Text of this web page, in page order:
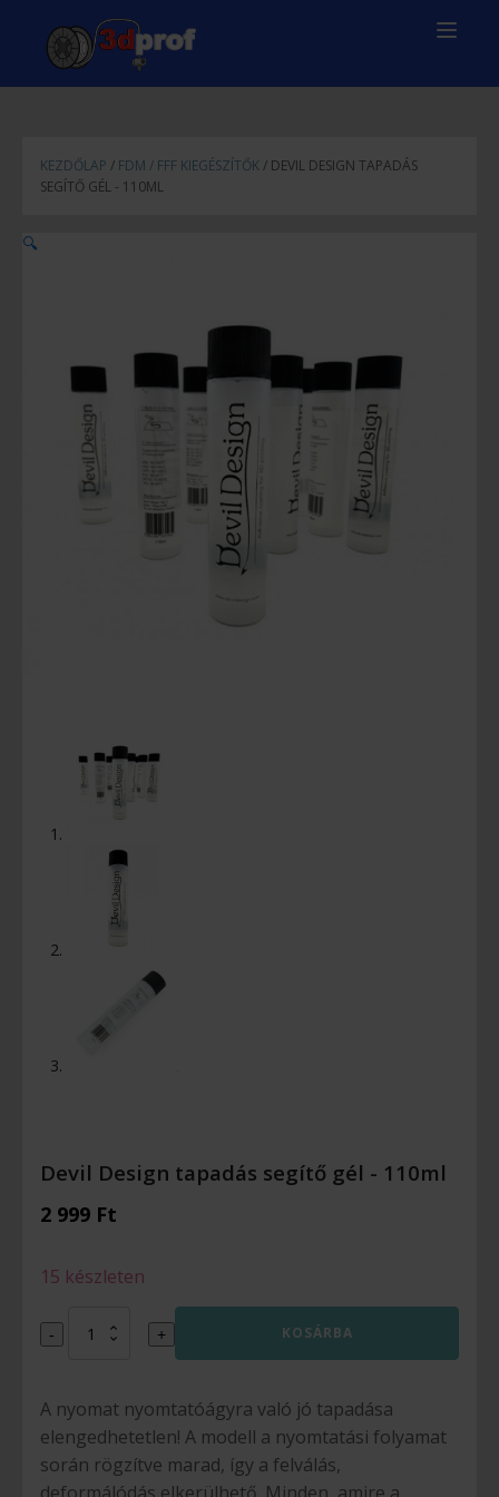
KEZDŐLAP / FDM / FFF KIEGÉSZÍTŐK/ DEVIL DESIGN TAPADÁS
SEGÍTŐ GÉL - 110ML
🔍
Devil Design tapadás segítő gél - 110ml
2 999 Ft
15 készleten
-
Design
-
110ml
mennyiség
+ KOSÁRBA
A nyomat nyomtatóágyra való jó tapadása
elengedhetetlen! A modell a nyomtatási folyamat
során rögzítve marad, így a felválás,